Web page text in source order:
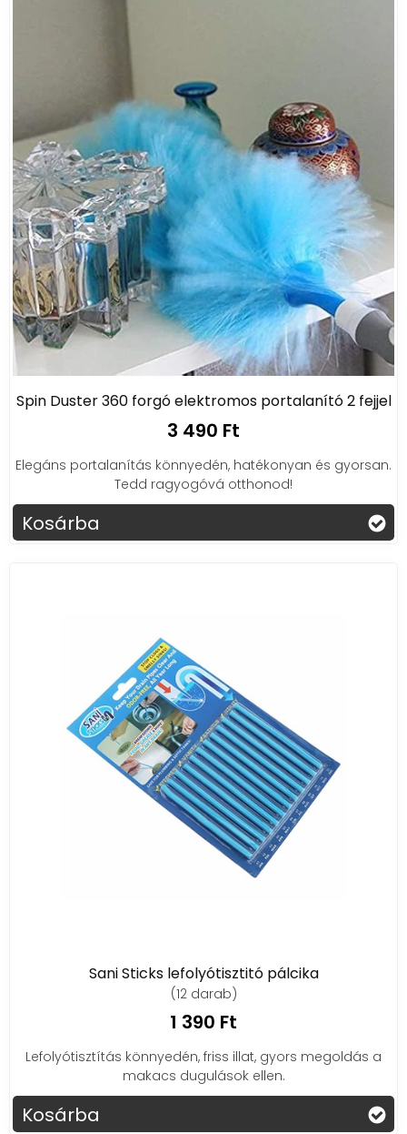
Spin Duster 360 forgó elektromos portalanító 2 fejjel
3 490 Ft
Elegáns portalanítás könnyedén, hatékonyan és gyorsan.
Tedd ragyogóvá otthonod!
Kosárba
Sani Sticks lefolyótisztitó pálcika
(12 darab)
1 390 Ft
Lefolyótisztítás könnyedén, friss illat, gyors megoldás a
makacs dugulások ellen.
Kosárba